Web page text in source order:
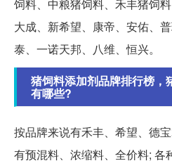
饲料、中粮猪饲料、禾丰猪饲
大成、新希望、康帝、安佑、
泰、一诺天邦、八维、恒兴。
猪饲料添加剂品牌排行榜，
有哪些?
按品牌来说有禾丰、希望、德
有预混料、浓缩料、全价料; 各